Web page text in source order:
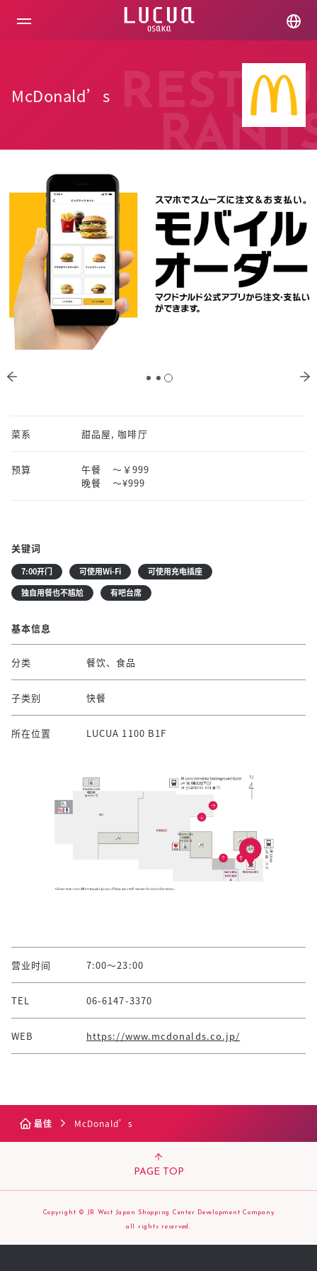
McDonald’s
菜系 甜品屋, 咖啡厅
预算 午餐
～￥999
晚餐
〜¥999
关键词
7:00开门 可使用Wi-Fi
可使用充电插座
独自用餐也不尴尬
有吧台席
基本信息
分类 餐饮、食品
子类别 快餐
所在位置 LUCUA 1100 B1F
营业时间 7:00〜23:00
TEL 06-6147-3370
WEB https://www.mcdonalds.co.jp/
最佳 McDonald’s
PAGE TOP
Copyright © JR West Japan Shopping Center Development Company
all rights reserved.